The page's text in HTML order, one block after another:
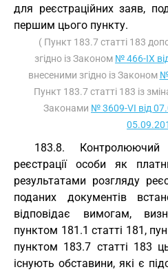
для реєстраційних заяв,
першим цього пункту.
( Пункт 183.7 статті 183
згідно із Законом № 466-IX
внесеними згідно із Законом №
Пункт 183.7 статті 183 із
Законами № 3609-VI від
183.8.
реєстрації особи як
результатами розгляду
поданих документів
відповідає вимогам,
пунктом 181.1 статті 181,
пунктом 183.7 статті 183
існують обставини, які є